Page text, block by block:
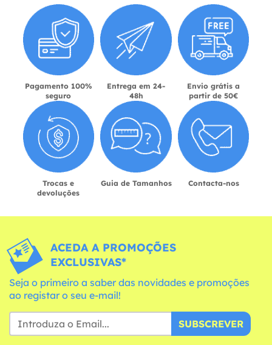
Pagamento 100%
seguro
Entrega em 24-
48h
Envio grátis a
partir de 50€
Trocas e
devoluções
Guia de Tamanhos Contacta-nos
ACEDA A PROMOÇÕES
EXCLUSIVAS*
Seja o primeiro a saber das novidades e promoções
ao registar o seu e-mail!
SUBSCREVER